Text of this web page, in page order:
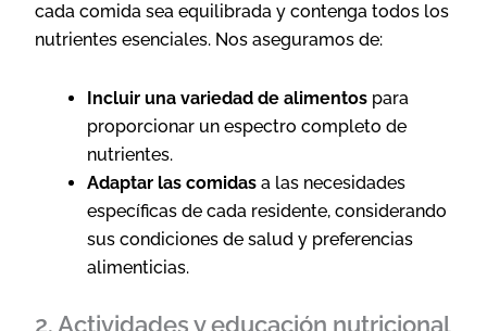
cada comida sea equilibrada y contenga todos los
nutrientes esenciales. Nos aseguramos de:
Incluir una variedad de alimentos para
proporcionar un espectro completo de
nutrientes.
Adaptar las comidas a las necesidades
específicas de cada residente, considerando
sus condiciones de salud y preferencias
alimenticias.
2. Actividades y educación nutricional